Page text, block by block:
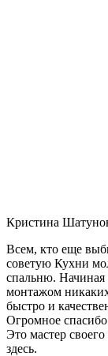
Кристина
Всем, кто еще
советую Кухни
спальню. Начиная
монтажом
быстро и
Огромное
Это мастер
здесь.